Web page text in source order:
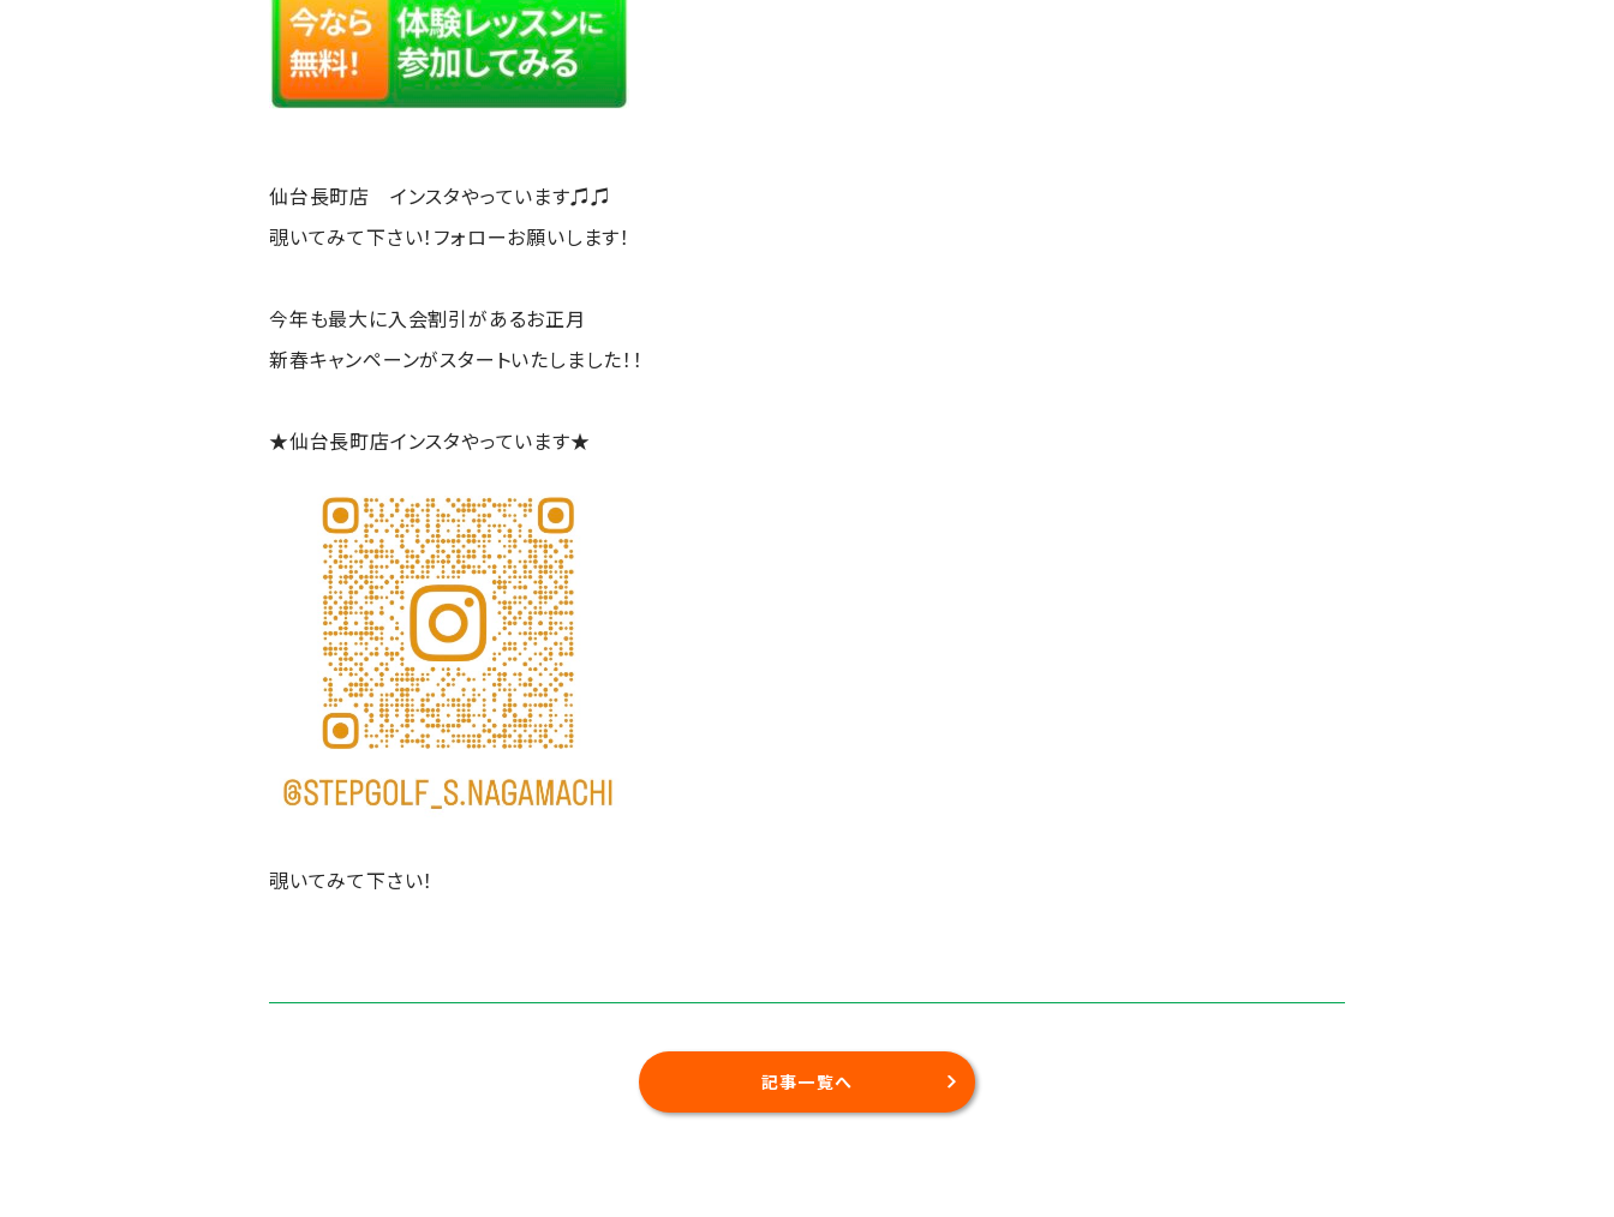
仙台長町店 インスタやっています♫♫
覗いてみて下さい！フォローお願いします！
今年も最大に入会割引があるお正月
新春キャンペーンがスタートいたしました！！
★仙台長町店インスタやっています★
覗いてみて下さい！
記事一覧へ